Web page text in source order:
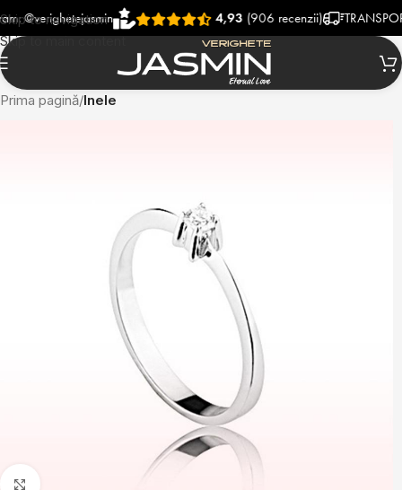
Skip to navigation
Skip to main content
4,93(906 recenzii) TRANSPORT
Prima pagină Inele